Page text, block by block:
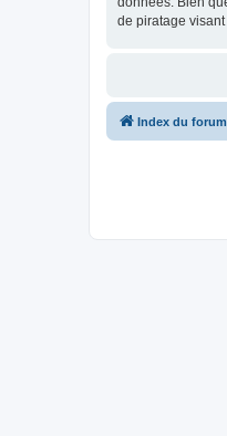
de piratage
Index du forum